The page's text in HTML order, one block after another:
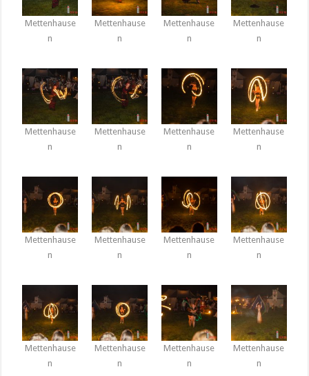
Mettenhause
n
Mettenhause
n
Mettenhause
n
Mettenhause
n
Mettenhause
n
Mettenhause
n
Mettenhause
n
Mettenhause
n
Mettenhause
n
Mettenhause
n
Mettenhause
n
Mettenhause
n
Mettenhause
n
Mettenhause
n
Mettenhause
n
Mettenhause
n